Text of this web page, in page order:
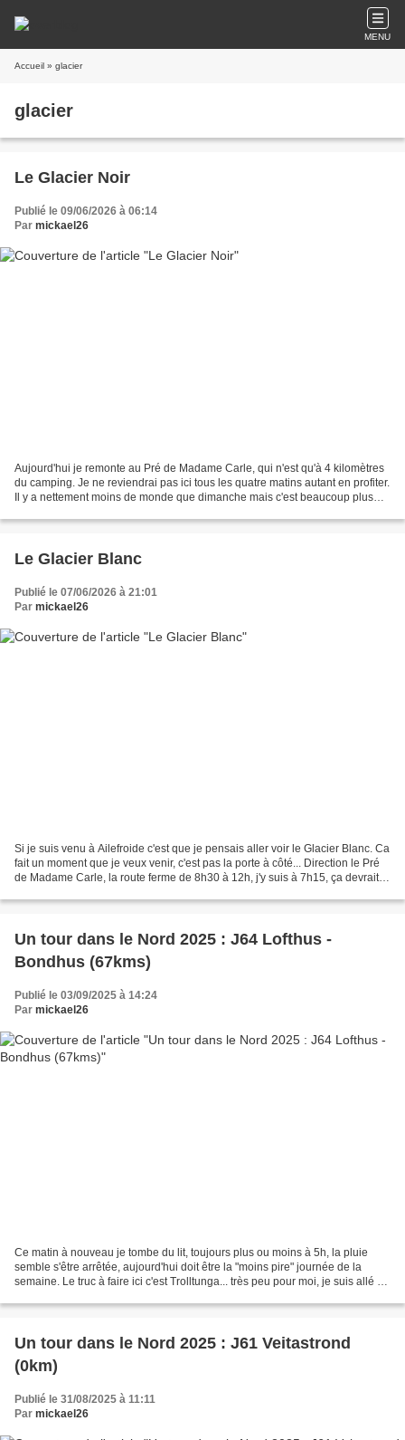
MENU
Accueil » glacier
glacier
Le Glacier Noir
Publié le 09/06/2026 à 06:14
Par mickael26
Aujourd'hui je remonte au Pré de Madame Carle, qui n'est qu'à 4 kilomètres
du camping. Je ne reviendrai pas ici tous les quatre matins autant en profiter.
Il y a nettement moins de monde que dimanche mais c'est beaucoup plus
Le Glacier Blanc
Publié le 07/06/2026 à 21:01
Par mickael26
Si je suis venu à Ailefroide c'est que je pensais aller voir le Glacier Blanc. Ca
fait un moment que je veux venir, c'est pas la porte à côté... Direction le Pré
de Madame Carle, la route ferme de 8h30 à 12h, j'y suis à 7h15, ça devrait
Un tour dans le Nord 2025 : J64 Lofthus -
Bondhus (67kms)
Publié le 03/09/2025 à 14:24
Par mickael26
Ce matin à nouveau je tombe du lit, toujours plus ou moins à 5h, la pluie
semble s'être arrêtée, aujourd'hui doit être la "moins pire" journée de la
semaine. Le truc à faire ici c'est Trolltunga... très peu pour moi, je suis allé à
Un tour dans le Nord 2025 : J61 Veitastrond
(0km)
Publié le 31/08/2025 à 11:11
Par mickael26